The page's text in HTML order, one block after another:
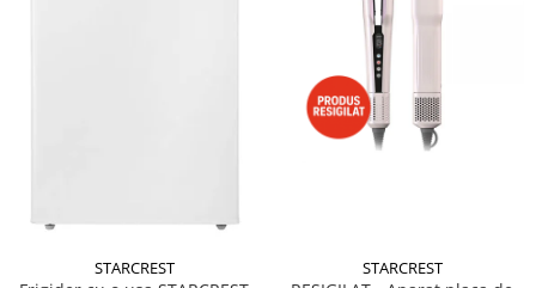
STARCREST STARCREST